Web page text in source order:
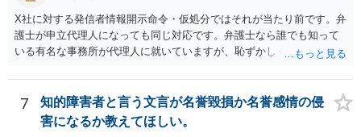
いと考えられます。仮に具体的な画面構成の一部に創作性が認められ
ても、その権利は当該部分に限られ、ご相談者の写真や文章等を制作
実績として掲載する権限まで当然に生じるものではありません。 もっ
の同意があれば別です。また、単に制作を担当した事実を記載した
り、公開中のサイトへリンクしたりする行為まで当然に禁止できると
は限りません。 人物写真については、通常のSNSへの無断掲載と同
様、掲載目的、態様、必要性、本人の特定可能性等から判断されま
X社に対する発信者情報開示命令・仮処分ではそれが当たり前です。弁
護士が申立代理人になっても同じ対応です。弁護士なら誰でも知って
いる有名な事務所が代理人に就いていますが、恥ずかしくないのだろ
7
知的障害者と言う文言が名誉毀損か名誉感情の侵
害になるか教えてほしい。